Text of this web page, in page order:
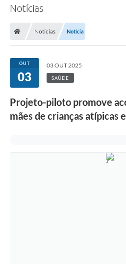
Notícias
Notícias Notícia
OUT
03
03 OUT 2025
SAÚDE
Projeto-piloto promove
mães de crianças atípicas